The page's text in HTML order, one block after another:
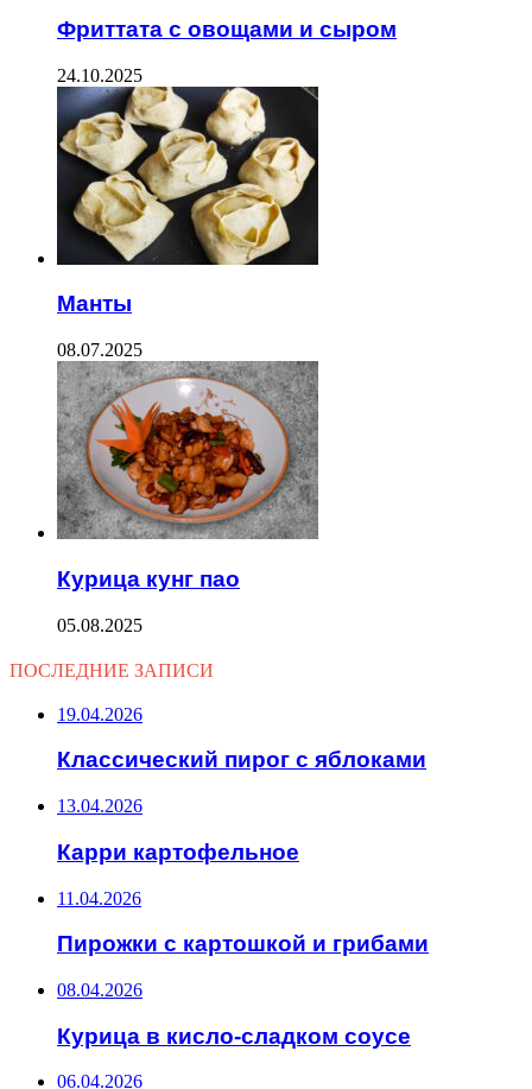
Фриттата с овощами и сыром
24.10.2025
Манты
08.07.2025
Курица кунг пао
05.08.2025
ПОСЛЕДНИЕ ЗАПИСИ
19.04.2026
Классический пирог с яблоками
13.04.2026
Карри картофельное
11.04.2026
Пирожки с картошкой и грибами
08.04.2026
Курица в кисло-сладком соусе
06.04.2026